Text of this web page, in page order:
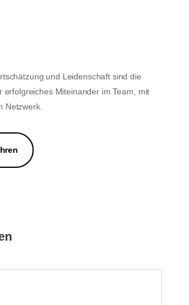
und Leidenschaft sind die
erfolgreiches Miteinander im Team, mit
Netzwerk.